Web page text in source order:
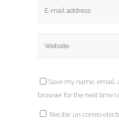
Save my name, email,
browser for the next time I
Recibir un correo